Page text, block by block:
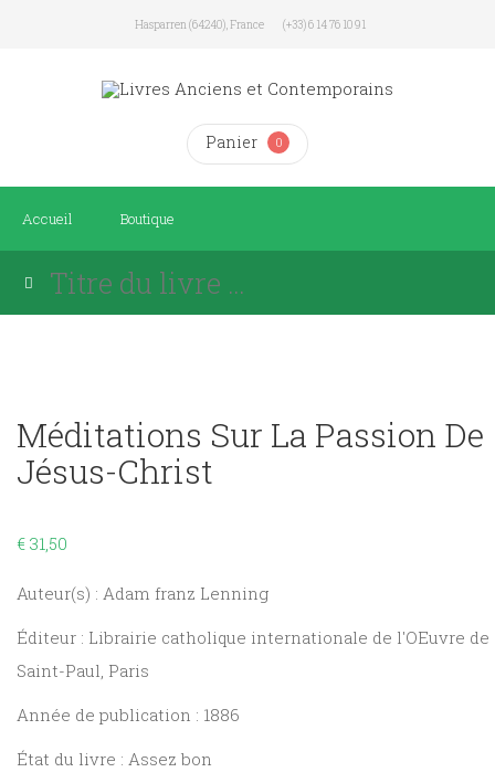
Hasparren (64240), France (+33) 6 14 76 10 91
Panier 0
Accueil Boutique
Méditations Sur La Passion De
Jésus-Christ
€ 31,50
Auteur(s) : Adam franz Lenning
Éditeur : Librairie catholique internationale de l'OEuvre de
Saint-Paul, Paris
Année de publication : 1886
État du livre : Assez bon